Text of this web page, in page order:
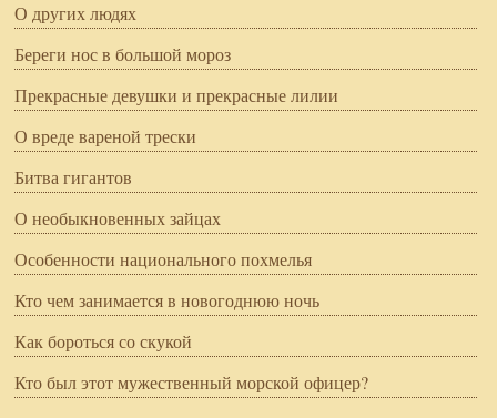
О других людях
Береги нос в большой мороз
Прекрасные девушки и прекрасные лилии
О вреде вареной трески
Битва гигантов
О необыкновенных зайцах
Особенности национального похмелья
Кто чем занимается в новогоднюю ночь
Как бороться со скукой
Кто был этот мужественный морской офицер?